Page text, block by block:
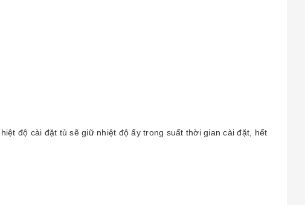
độ cài đặt tủ sẽ giữ nhiệt độ ấy trong suất thời gian cài đặt, hết